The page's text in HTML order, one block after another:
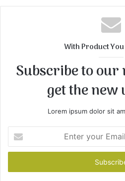
b
s
i
With Product
Subscribe to
get the new
Lorem ipsum dolor sit
t
r